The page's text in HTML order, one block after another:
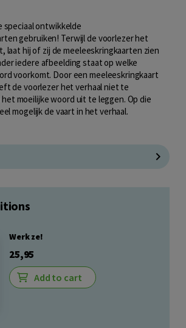
speciaal ontwikkelde
gebruiken! Terwijl de voorlezer het
laat hij of zij de meeleeskringkaarten zien
iedere afbeelding staat op welke
voorkomt. Door een meeleeskringkaart
de voorlezer het verhaal niet te
moeilijke woord uit te leggen. Op die
mogelijk de vaart in het verhaal.
Werk ze!
25,95
Add to cart